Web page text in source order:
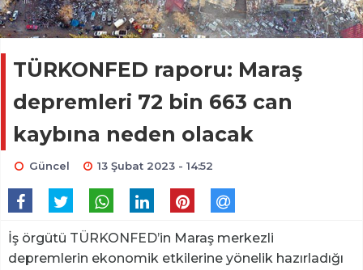
TÜRKONFED raporu: Maraş
depremleri 72 bin 663 can
kaybına neden olacak
Güncel 13 Şubat 2023 - 14:52
İş örgütü TÜRKONFED’in Maraş merkezli
depremlerin ekonomik etkilerine yönelik hazırladığı